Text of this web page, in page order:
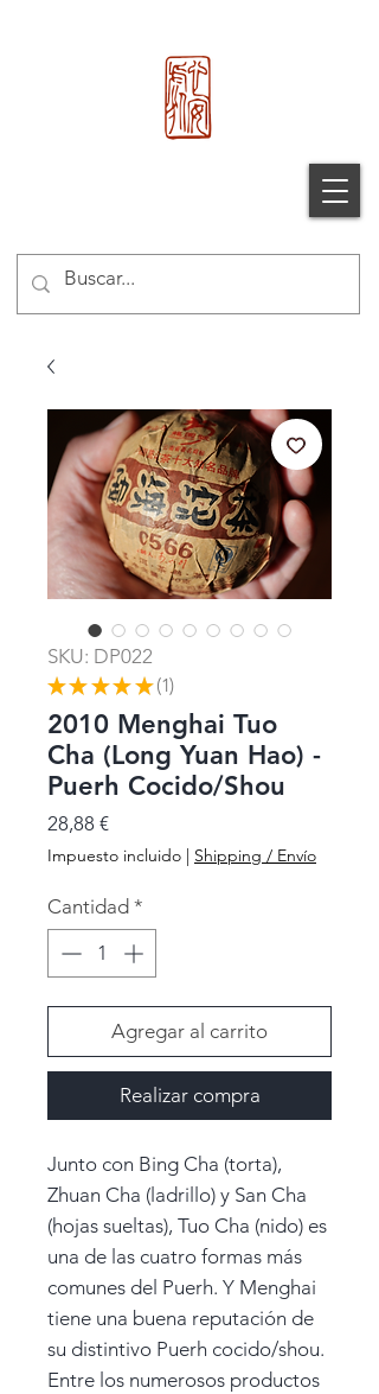
SKU: DP022
★ ★ ★ ★ ★ 1
1
2010 Menghai Tuo
Cha (Long Yuan Hao) -
Puerh Cocido/Shou
28,88 €Precio
Impuesto incluido | Shipping / Envío
Cantidad *
Agregar al carrito
Realizar compra
Junto con Bing Cha (torta),
Zhuan Cha (ladrillo) y San Cha
(hojas sueltas), Tuo Cha (nido) es
una de las cuatro formas más
comunes del Puerh. Y Menghai
tiene una buena reputación de
su distintivo Puerh cocido/shou.
Entre los numerosos productos